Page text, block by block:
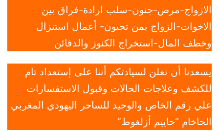
الازواج-مرض-جنون-سلب ارادة-فراق بين
الاخوات-الزواج بمن تحبون- أعمال استنزال
وخطف المال-استخراج الكنوز والدفائن
يسعدنا أن نعلن لسيادتكم أننا على إستعداد تام
للكشف وعلاجات الحالات وقبول الاستفسارات
علي رقم الخاص والوحيد للساحر اليهودي المغربي
الحاخام “حاييم أزلغوط”